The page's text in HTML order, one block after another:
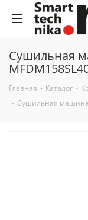
Сушильная
Главная - Каталог -
- Сушильная машина